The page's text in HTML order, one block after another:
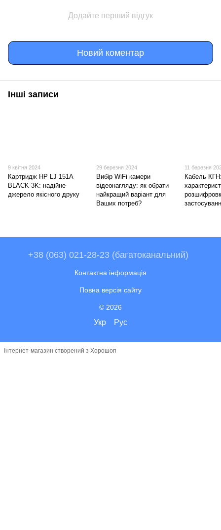
Додайте перший відгук
Новий коментар
Інші записи
9 квітня 2024
Картридж HP LJ 151A
BLACK 3K: надійне
джерело якісного друку
29 березня 2024
Вибір WiFi камери
відеонагляду: як обрати
найкращий варіант для
Ваших потреб?
11 березня
Кабель
+38 (063) 021-28-23 (багатоканальний)
Контактна інформація
Повна версія сайту
© 2026
Укр Рус
Інтернет-магазин створений з Хорошоп